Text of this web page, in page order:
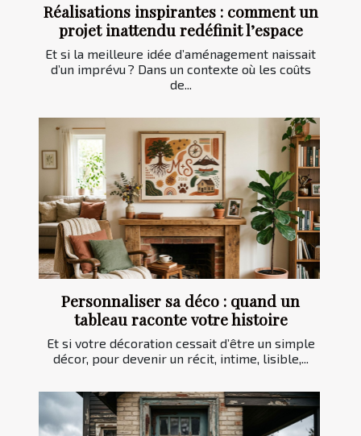
Réalisations inspirantes : comment un
projet inattendu redéfinit l’espace
Et si la meilleure idée d’aménagement naissait
d’un imprévu ? Dans un contexte où les coûts
de...
Personnaliser sa déco : quand un
tableau raconte votre histoire
Et si votre décoration cessait d’être un simple
décor, pour devenir un récit, intime, lisible,...